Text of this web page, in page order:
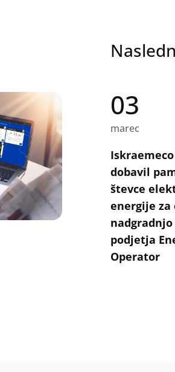
03
marec
dobavil
števce
energije za
podjetja
Operator